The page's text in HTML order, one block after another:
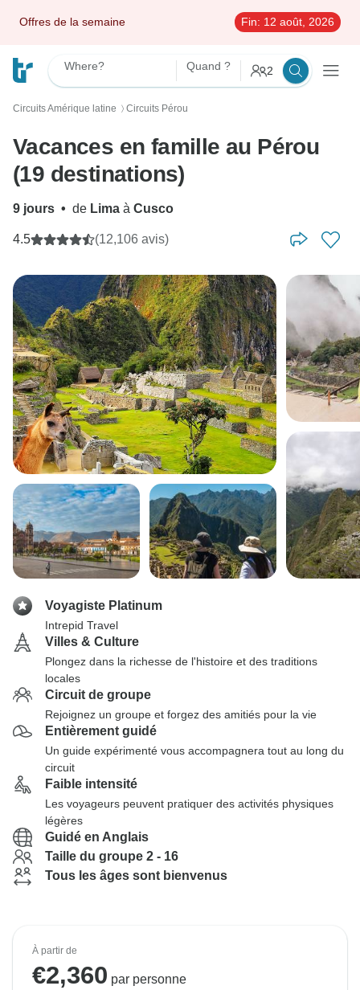
Offres de la semaine Fin: 12 août, 2026
Where? Quand ? 2
Circuits Amérique latine 〉 Circuits Pérou
Vacances en famille au Pérou
(19 destinations)
9 jours • de Lima à Cusco
4.5 (12,106 avis)
Voyagiste Platinum
Intrepid Travel
Villes & Culture
Plongez dans la richesse de l'histoire et des traditions
locales
Circuit de groupe
Rejoignez un groupe et forgez des amitiés pour la vie
Entièrement guidé
Un guide expérimenté vous accompagnera tout au long du
circuit
Faible intensité
Les voyageurs peuvent pratiquer des activités physiques
légères
Guidé en Anglais
Taille du groupe 2 - 16
Tous les âges sont bienvenus
À partir de
€2,360 par personne